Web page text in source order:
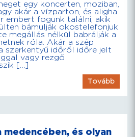
egy koncerten, moziban,
akár a vízparton, és aligha
embert fogunk találni, akik
bámulják okostelefonjuk
megállás nélkül babrálják a
róla. Akár a szép
szerkentyű időről időre jelt
vagy rezgő
[…]
Tovább
medencében, és olyan